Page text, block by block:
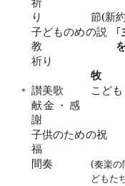
り
節(新約
子どものめの説
教
｢
祈り
牧
＊ 讃美歌
こど
献金・感
謝
子供のための祝
福
間奏
(奏楽の
どもた